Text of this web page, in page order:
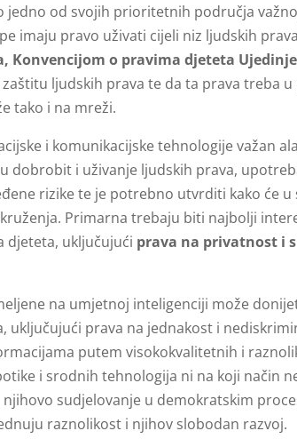
od svojih prioritetnih područja
imaju pravo uživati cijeli niz ljudskih
Konvencijom o pravima djeteta
ljudskih prava te da ta prava treba
tako i na mreži.
i komunikacijske tehnologije važan
dobrobit i uživanje ljudskih prava,
rizike te je potrebno utvrditi kako će u
Primarna trebaju biti najbolji
djeteta, uključujući prava na privatnost i
na umjetnoj inteligenciji može
uključujući prava na jednakost i
putem visokokvalitetnih i
i srodnih tehnologija ni na koji način
sudjelovanje u demokratskim
raznolikost i njihov slobodan razvoj.